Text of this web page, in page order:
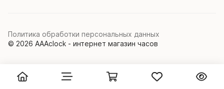
© 2026 AAAclock - интернет магазин часов
Политика обработки персональных данных